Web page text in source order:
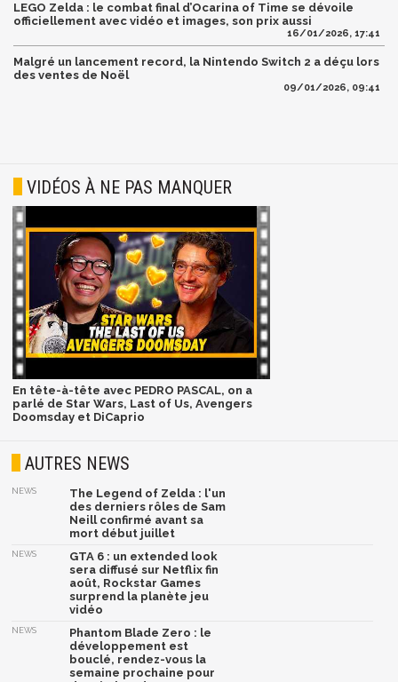
LEGO Zelda : le combat final d’Ocarina of Time se dévoile
officiellement avec vidéo et images, son prix aussi
16/01/2026, 17:41
Malgré un lancement record, la Nintendo Switch 2 a déçu lors
des ventes de Noël
09/01/2026, 09:41
VIDÉOS À NE PAS MANQUER
En tête-à-tête avec PEDRO PASCAL, on a
parlé de Star Wars, Last of Us, Avengers
Doomsday et DiCaprio
AUTRES NEWS
NEWS
The Legend of Zelda : l'un
des derniers rôles de Sam
Neill confirmé avant sa
mort début juillet
NEWS
GTA 6 : un extended look
sera diffusé sur Netflix fin
août, Rockstar Games
surprend la planète jeu
vidéo
NEWS
Phantom Blade Zero : le
développement est
bouclé, rendez-vous la
semaine prochaine pour